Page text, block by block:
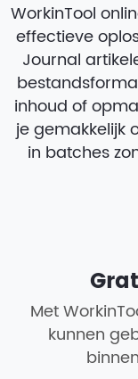
WorkinTool
effectieve
Journal
inhoud of
je gemakkelijk
in batches
Met
kunnen